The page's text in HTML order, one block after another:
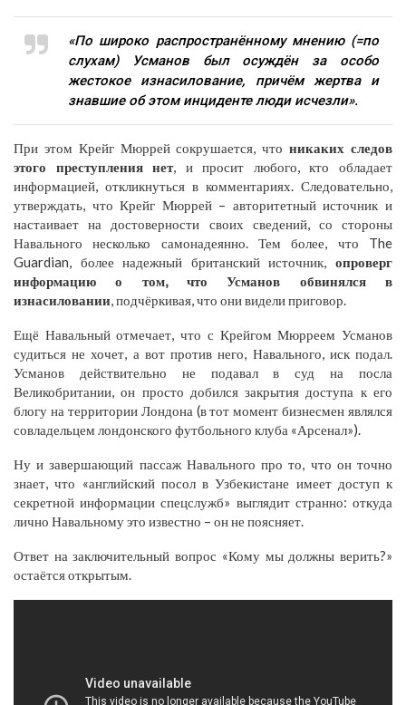
«По широко распространённому мнению (=по
слухам) Усманов был осуждён за особо
жестокое изнасилование, причём жертва и
знавшие об этом инциденте люди исчезли».
При этом Крейг Мюррей сокрушается, чтоникаких следов
этого преступления нет, и просит любого, кто обладает
информацией, откликнуться в комментариях. Следовательно,
утверждать, что Крейг Мюррей – авторитетный источник и
настаивает на достоверности своих сведений, со стороны
Навального несколько самонадеянно. Тем более, что The
Guardian, более надежный британский источник, опроверг
информацию о том, что Усманов обвинялся в
изнасиловании, подчёркивая, что они видели приговор.
Ещё Навальный отмечает, что с Крейгом Мюрреем Усманов
судиться не хочет, а вот против него, Навального, иск подал.
Усманов действительно не подавал в суд на посла
Великобритании, он просто добился закрытия доступа к его
блогу на территории Лондона (в тот момент бизнесмен являлся
совладельцем лондонского футбольного клуба «Арсенал»).
Ну и завершающий пассаж Навального про то, что он точно
знает, что «английский посол в Узбекистане имеет доступ к
секретной информации спецслужб» выглядит странно: откуда
лично Навальному это известно – он не поясняет.
Ответ на заключительный вопрос «Кому мы должны верить?»
остаётся открытым.